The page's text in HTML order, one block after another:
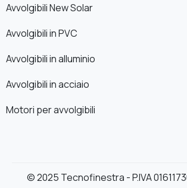
Avvolgibili New Solar
Avvolgibili in PVC
Avvolgibili in alluminio
Avvolgibili in acciaio
Motori per avvolgibili
© 2025 Tecnofinestra - P.IVA